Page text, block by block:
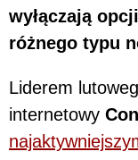
wyłączają
różnego typu
Liderem
internetowy